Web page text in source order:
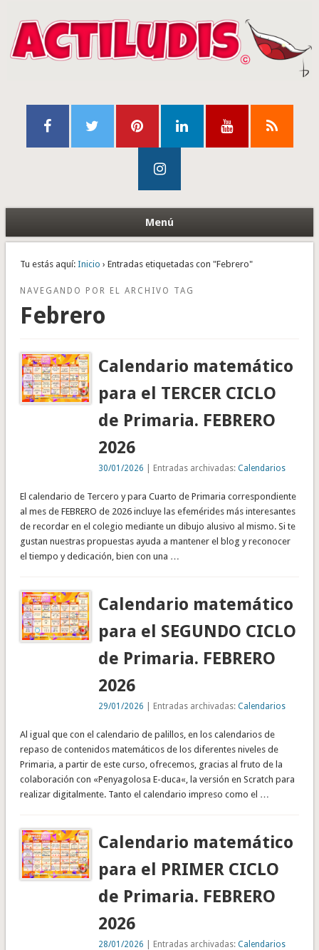
Menú
Tu estás aquí: Inicio › Entradas etiquetadas con "Febrero"
NAVEGANDO POR EL ARCHIVO TAG
Febrero
Calendario matemático
para el TERCER CICLO
de Primaria. FEBRERO
2026
30/01/2026 | Entradas archivadas:Calendarios
El calendario de Tercero y para Cuarto de Primaria correspondiente
al mes de FEBRERO de 2026 incluye las efemérides más interesantes
de recordar en el colegio mediante un dibujo alusivo al mismo. Si te
gustan nuestras propuestas ayuda a mantener el blog y reconocer
el tiempo y dedicación, bien con una …
Calendario matemático
para el SEGUNDO CICLO
de Primaria. FEBRERO
2026
29/01/2026 | Entradas archivadas:Calendarios
Al igual que con el calendario de palillos, en los calendarios de
repaso de contenidos matemáticos de los diferentes niveles de
Primaria, a partir de este curso, ofrecemos, gracias al fruto de la
colaboración con «Penyagolosa E-duca«, la versión en Scratch para
realizar digitalmente. Tanto el calendario impreso como el …
Calendario matemático
para el PRIMER CICLO
de Primaria. FEBRERO
2026
28/01/2026 | Entradas archivadas:Calendarios